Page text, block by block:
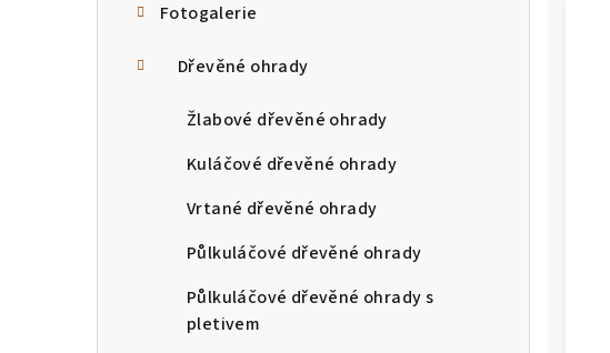
Fotogalerie
Dřevěné ohrady
Žlabové dřevěné ohrady
Kuláčové dřevěné ohrady
Vrtané dřevěné ohrady
Půlkuláčové dřevěné ohrady
Půlkuláčové dřevěné ohrady s
pletivem